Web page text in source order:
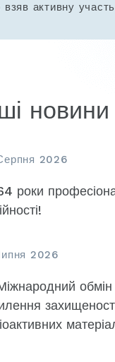
активну
новини
2026
роки
2026